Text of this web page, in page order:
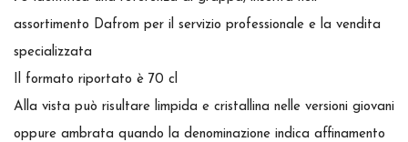
assortimento Dafrom per il servizio professionale e la vendita
specializzata
Il formato riportato è 70 cl
Alla vista può risultare limpida e cristallina nelle versioni giovani
oppure ambrata quando la denominazione indica affinamento